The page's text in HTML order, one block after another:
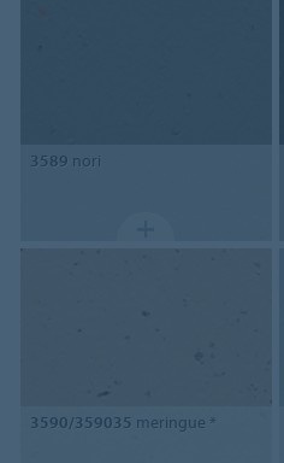
3589 nori
3590/359035 meringue *